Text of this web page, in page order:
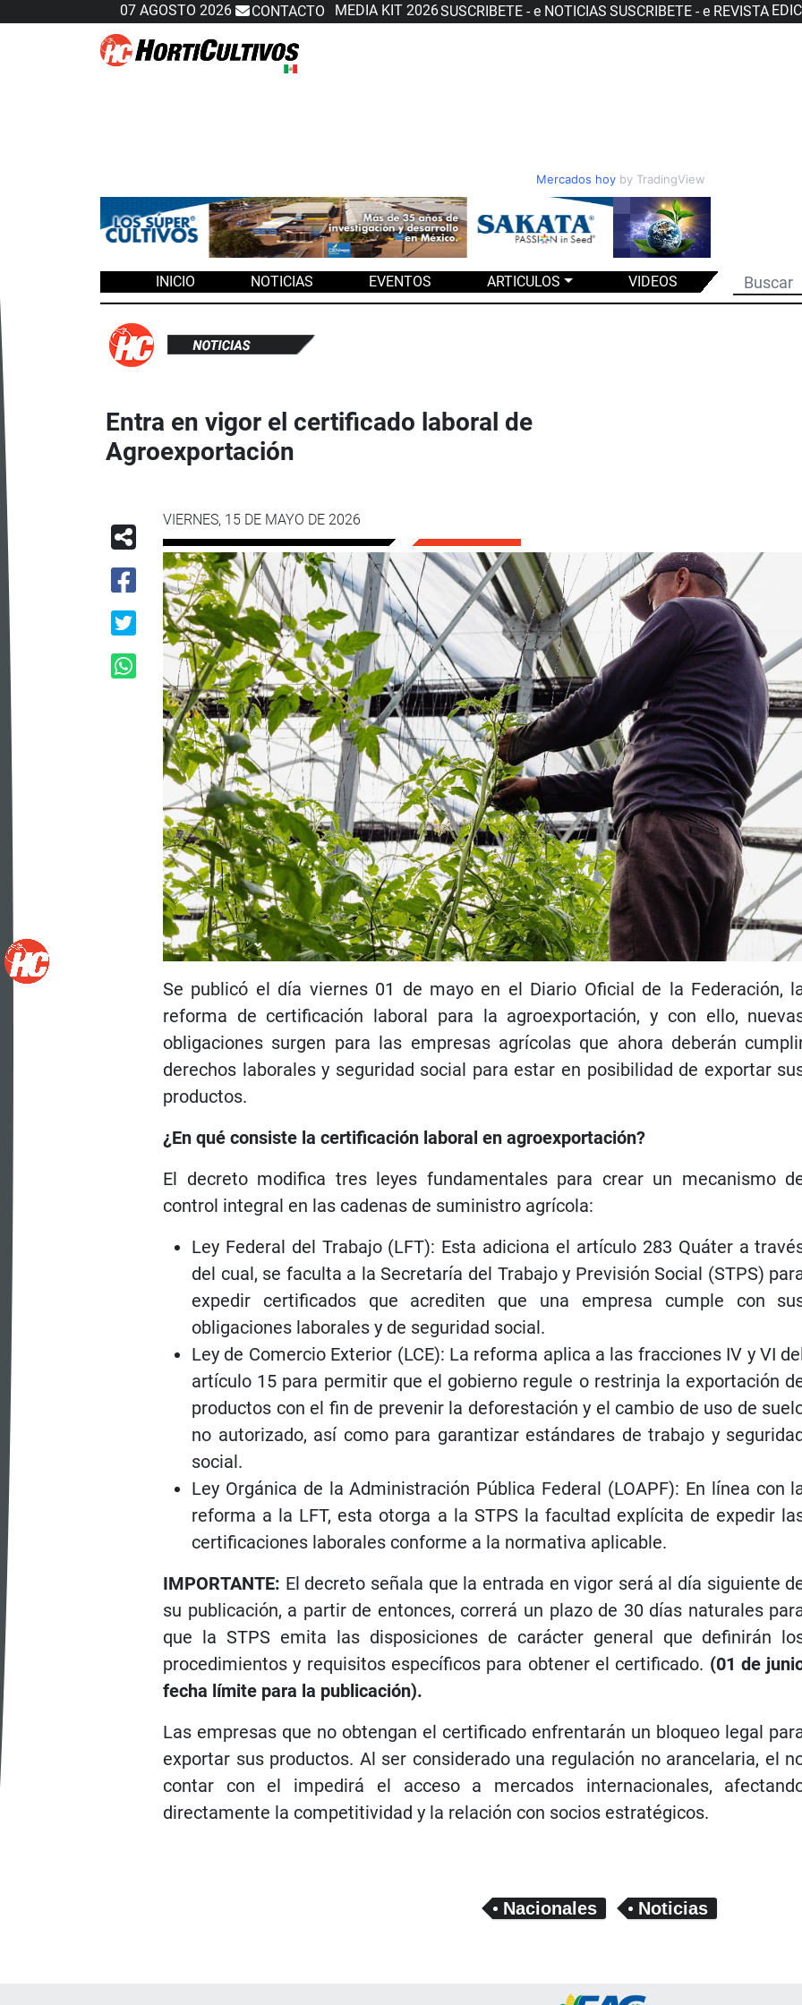
07 AGOSTO 2026 CONTACTO MEDIA KIT 2026SUSCRIBETE - e NOTICIAS SUSCRIBETE - e REVISTA
Mercados hoyby TradingView
Slide 2 of 3
INICIO NOTICIAS EVENTOS ARTICULOS VIDEOS
Entra en vigor el certificado laboral de
Agroexportación
VIERNES, 15 DE MAYO DE 2026
Se publicó el día viernes 01 de mayo en el Diario Oficial de la Federación,
reforma de certificación laboral para la agroexportación, y con ello,
obligaciones surgen para las empresas agrícolas que ahora deberán
derechos laborales y seguridad social para estar en posibilidad de exportar
productos.
¿En qué consiste la certificación laboral en agroexportación?
El decreto modifica tres leyes fundamentales para crear un mecanismo
control integral en las cadenas de suministro agrícola:
Ley Federal del Trabajo (LFT): Esta adiciona el artículo 283 Quáter a
del cual, se faculta a la Secretaría del Trabajo y Previsión Social (STPS)
expedir certificados que acrediten que una empresa cumple con
obligaciones laborales y de seguridad social.
Ley de Comercio Exterior (LCE): La reforma aplica a las fracciones IV y VI
artículo 15 para permitir que el gobierno regule o restrinja la exportación
productos con el fin de prevenir la deforestación y el cambio de uso de
no autorizado, así como para garantizar estándares de trabajo y
social.
Ley Orgánica de la Administración Pública Federal (LOAPF): En línea con
reforma a la LFT, esta otorga a la STPS la facultad explícita de expedir
certificaciones laborales conforme a la normativa aplicable.
IMPORTANTE: El decreto señala que la entrada en vigor será al día siguiente
su publicación, a partir de entonces, correrá un plazo de 30 días naturales
que la STPS emita las disposiciones de carácter general que definirán
procedimientos y requisitos específicos para obtener el certificado. (01 de
fecha límite para la publicación).
Las empresas que no obtengan el certificado enfrentarán un bloqueo legal
exportar sus productos. Al ser considerado una regulación no arancelaria, el
contar con el impedirá el acceso a mercados internacionales,
directamente la competitividad y la relación con socios estratégicos.
Nacionales Noticias